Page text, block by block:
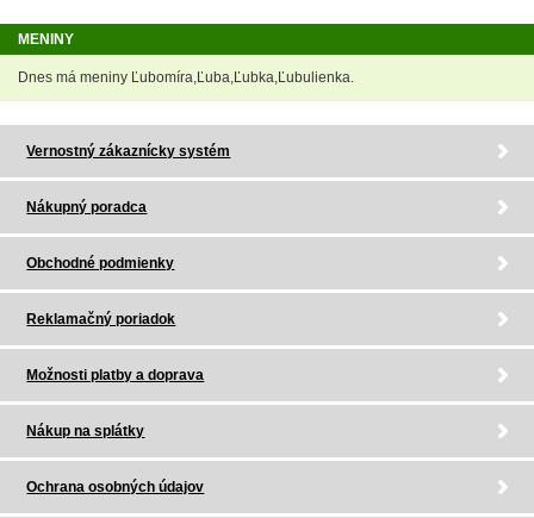
MENINY
Dnes má meniny Ľubomíra,Ľuba,Ľubka,Ľubulienka.
Vernostný zákaznícky systém
Nákupný poradca
Obchodné podmienky
Reklamačný poriadok
Možnosti platby a doprava
Nákup na splátky
Ochrana osobných údajov